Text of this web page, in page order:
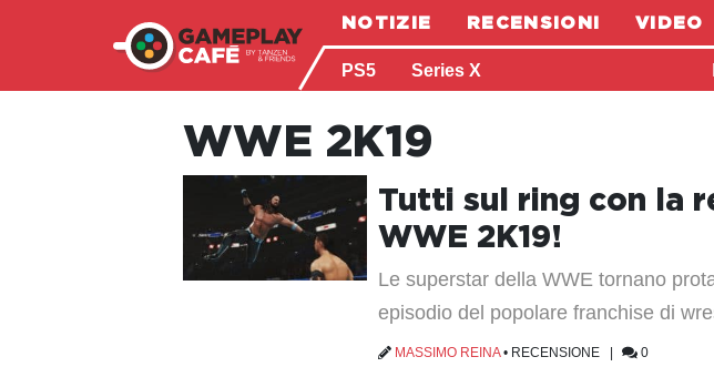
NOTIZIE RECENSIONI VIDEO
PS5 Series X
WWE 2K19
Tutti sul ring con la
WWE 2K19!
Le superstar della WWE tornano
episodio del popolare franchise di
MASSIMO REINA• RECENSIONE 0